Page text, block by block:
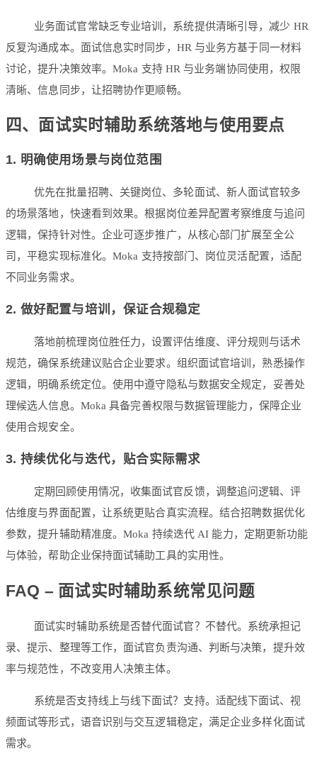
业务面试官常缺乏专业培训，系统提供清晰引导，减少 HR
反复沟通成本。面试信息实时同步，HR 与业务方基于同一材料
讨论，提升决策效率。Moka 支持 HR 与业务端协同使用，权限
清晰、信息同步，让招聘协作更顺畅。
四、面试实时辅助系统落地与使用要点
1. 明确使用场景与岗位范围
优先在批量招聘、关键岗位、多轮面试、新人面试官较多
的场景落地，快速看到效果。根据岗位差异配置考察维度与追问
逻辑，保持针对性。企业可逐步推广，从核心部门扩展至全公
司，平稳实现标准化。Moka 支持按部门、岗位灵活配置，适配
不同业务需求。
2. 做好配置与培训，保证合规稳定
落地前梳理岗位胜任力，设置评估维度、评分规则与话术
规范，确保系统建议贴合企业要求。组织面试官培训，熟悉操作
逻辑，明确系统定位。使用中遵守隐私与数据安全规定，妥善处
理候选人信息。Moka 具备完善权限与数据管理能力，保障企业
使用合规安全。
3. 持续优化与迭代，贴合实际需求
定期回顾使用情况，收集面试官反馈，调整追问逻辑、评
估维度与界面配置，让系统更贴合真实流程。结合招聘数据优化
参数，提升辅助精准度。Moka 持续迭代 AI 能力，定期更新功能
与体验，帮助企业保持面试辅助工具的实用性。
FAQ – 面试实时辅助系统常见问题
面试实时辅助系统是否替代面试官？不替代。系统承担记
录、提示、整理等工作，面试官负责沟通、判断与决策，提升效
率与规范性，不改变用人决策主体。
系统是否支持线上与线下面试？支持。适配线下面试、视
频面试等形式，语音识别与交互逻辑稳定，满足企业多样化面试
需求。